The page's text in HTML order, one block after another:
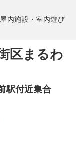
内施設・室内遊び
区まるわ
駅付近集合